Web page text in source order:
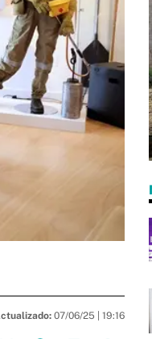
07/06/25 | 19:16